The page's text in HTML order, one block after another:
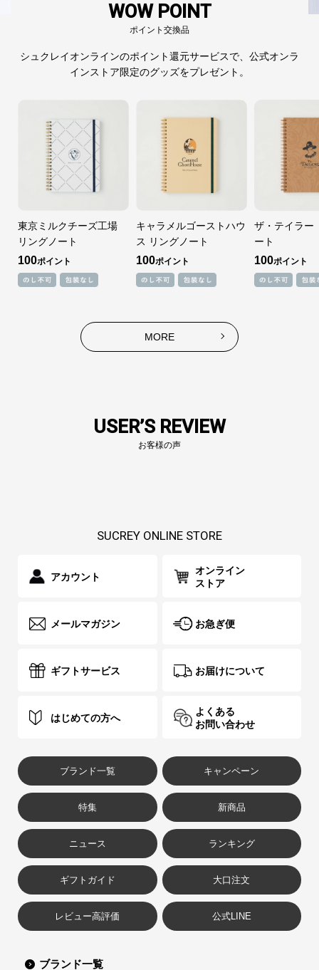
WOW POINT
ポイント交換品
シュクレイオンラインのポイント還元サービスで、公式オンラ
インストア限定のグッズをプレゼント。
東京ミルクチーズ工場
リングノート
100ポイント
キャラメルゴーストハウ
ス リングノート
100ポイント
ザ・テイラー
ート
100ポイント
MORE
USER’S REVIEW
お客様の声
SUCREY ONLINE STORE
アカウント
オンライン
ストア
メールマガジン お急ぎ便
ギフトサービス お届けについて
はじめての方へ
よくある
お問い合わせ
ブランド一覧 キャンペーン
特集 新商品
ニュース ランキング
ギフトガイド 大口注文
レビュー高評価 公式LINE
ブランド一覧